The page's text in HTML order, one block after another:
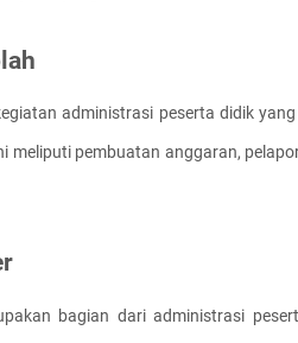
administrasi peserta didik
meliputi pembuatan anggaran,
bagian dari administrasi